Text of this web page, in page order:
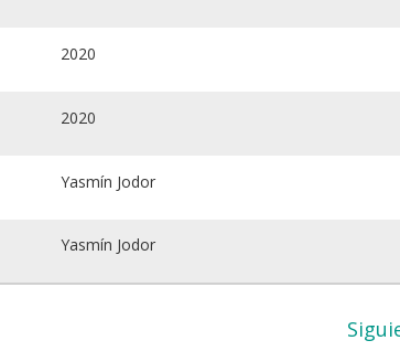
2020
2020
Yasmín Jodor
Yasmín Jodor